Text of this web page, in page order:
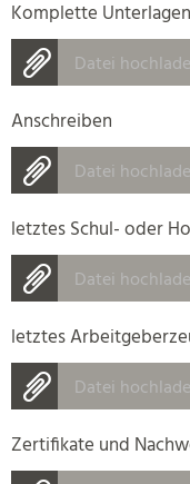
Komplette
Datei
Anschreiben
Datei
letztes Schul- oder
Datei
letztes
Datei
Zertifikate und